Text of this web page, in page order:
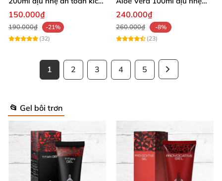
thích sảng khoái
150.000₫
190.000₫
-21%
(32)
tăng khoái cảm
240.000₫
260.000₫
-8%
(23)
1 2 3 4 5
📂 Gel bôi trơn